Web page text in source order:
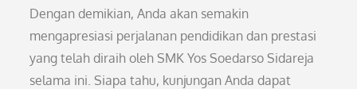
Dengan demikian, Anda akan semakin
mengapresiasi perjalanan pendidikan dan prestasi
yang telah diraih oleh SMK Yos Soedarso Sidareja
selama ini. Siapa tahu, kunjungan Anda dapat